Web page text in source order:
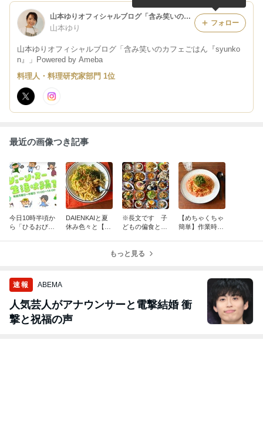
山本ゆりオフィシャルブログ「含み笑いのカフェごはん『syunkon』」Powered by Ameba
山本ゆり
山本ゆりオフィシャルブログ「含み笑いのカフェごはん『syunko
n』」Powered by Ameba
フォロー
料理人・料理研究家部門 1位
最近の画像つき記事
今日10時半頃か
ら「ひるおび」
DAIENKAIと夏
休み色々と【包
※長文です 子
どもの偏食とか
り切るレシピ】
【めちゃくちゃ
簡単】作業時間
もっと見る
速報 ABEMA
人気芸人がアナウンサーと電撃結婚 衝
撃と祝福の声